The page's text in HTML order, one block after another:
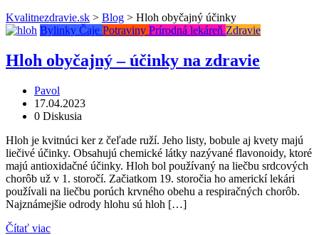
Kvalitnezdravie.sk > Blog > Hloh obyčajný účinky
Bylinky Čaje Potraviny Prírodná lekáreň Zdravie
Hloh obyčajný – účinky na zdravie
Pavol
17.04.2023
0 Diskusia
Hloh je kvitnúci ker z čeľade ruží. Jeho listy, bobule aj kvety majú
liečivé účinky. Obsahujú chemické látky nazývané flavonoidy, ktoré
majú antioxidačné účinky. Hloh bol používaný na liečbu srdcových
chorôb už v 1. storočí. Začiatkom 19. storočia ho americkí lekári
používali na liečbu porúch krvného obehu a respiračných chorôb.
Najznámejšie odrody hlohu sú hloh […]
Čítať viac